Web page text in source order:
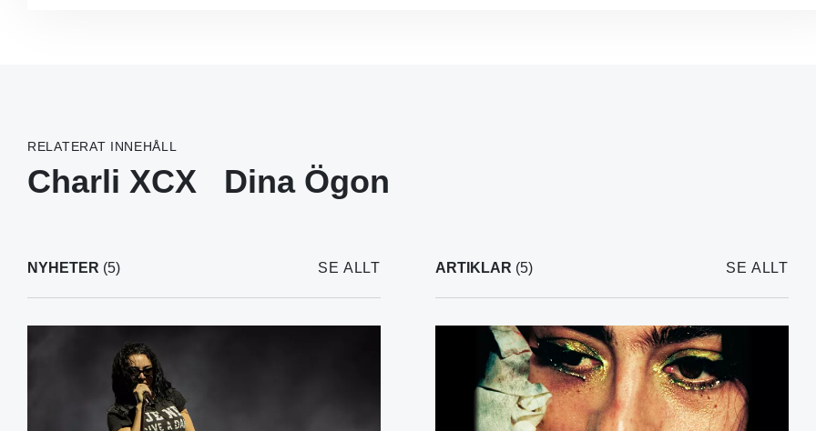
RELATERAT INNEHÅLL
Charli XCX Dina Ögon
NYHETER (5) SE ALLT ARTIKLAR (5) SE ALLT